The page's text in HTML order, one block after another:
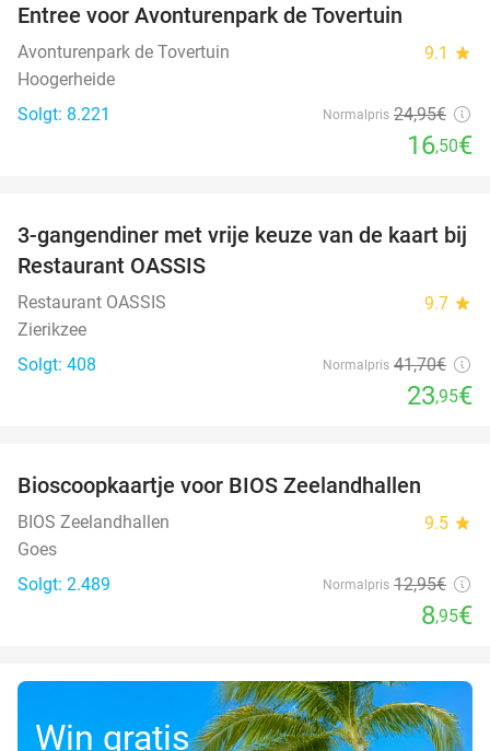
Entree voor Avonturenpark de Tovertuin
Avonturenpark de Tovertuin 9.1 star
Hoogerheide
Solgt: 8.221
Normalpris 24,95€
16,50€
43%
3-gangendiner met vrije keuze van de kaart bij
Restaurant OASSIS
Restaurant OASSIS 9.7 star
Zierikzee
Solgt: 408
Normalpris 41,70€
23,95€
Bioscoopkaartje voor BIOS Zeelandhallen
BIOS Zeelandhallen 9.5 star
Goes
Solgt: 2.489
Normalpris 12,95€
8,95€
Win gratis